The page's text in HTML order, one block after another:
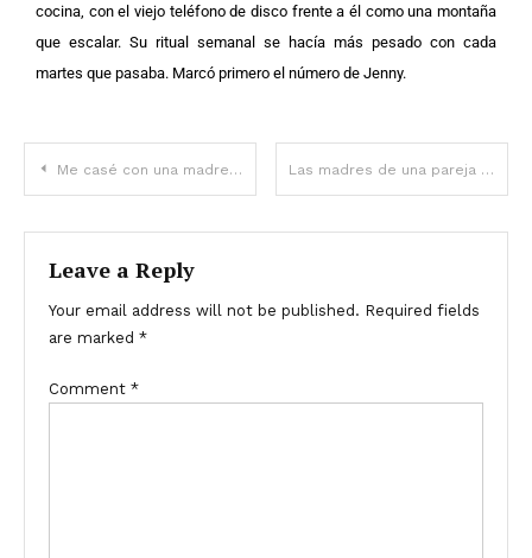
cocina, con el viejo teléfono de disco frente a él como una montaña
que escalar. Su ritual semanal se hacía más pesado con cada
martes que pasaba. Marcó primero el número de Jenny.
Me casé con una madre soltera con dos hijas. Una semana después, las niñas me invitaron a visitar a su padre en el sótano Las madres de una pareja convirtieron el Día de Acción de Gracias en un infierno para sus hijos recién casados ​​— Historia del día
Leave a Reply
Your email address will not be published. Required fields
are marked *
Comment *